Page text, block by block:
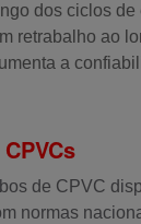
dos ciclos
retrabalho ao
a
de CPVC
normas